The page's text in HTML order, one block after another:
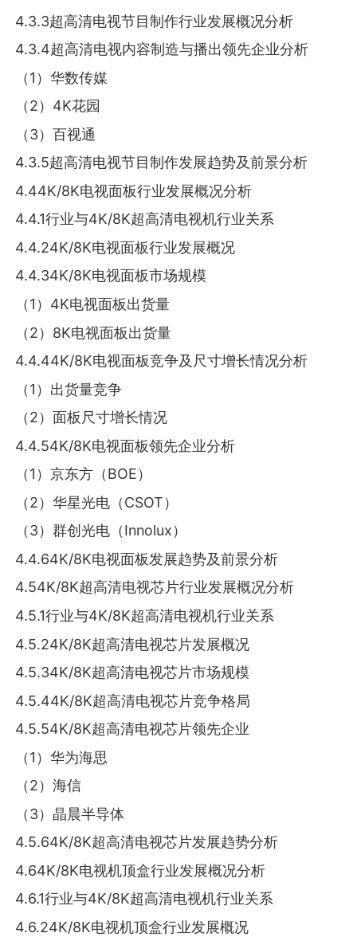
4.3.3超高清电视节目制作行业发展概况分析
4.3.4超高清电视内容制造与播出领先企业分析
（1）华数传媒
（2）4K花园
（3）百视通
4.3.5超高清电视节目制作发展趋势及前景分析
4.44K/8K电视面板行业发展概况分析
4.4.1行业与4K/8K超高清电视机行业关系
4.4.24K/8K电视面板行业发展概况
4.4.34K/8K电视面板市场规模
（1）4K电视面板出货量
（2）8K电视面板出货量
4.4.44K/8K电视面板竞争及尺寸增长情况分析
（1）出货量竞争
（2）面板尺寸增长情况
4.4.54K/8K电视面板领先企业分析
（1）京东方（BOE）
（2）华星光电（CSOT）
（3）群创光电（Innolux）
4.4.64K/8K电视面板发展趋势及前景分析
4.54K/8K超高清电视芯片行业发展概况分析
4.5.1行业与4K/8K超高清电视机行业关系
4.5.24K/8K超高清电视芯片发展概况
4.5.34K/8K超高清电视芯片市场规模
4.5.44K/8K超高清电视芯片竞争格局
4.5.54K/8K超高清电视芯片领先企业
（1）华为海思
（2）海信
（3）晶晨半导体
4.5.64K/8K超高清电视芯片发展趋势分析
4.64K/8K电视机顶盒行业发展概况分析
4.6.1行业与4K/8K超高清电视机行业关系
4.6.24K/8K电视机顶盒行业发展概况